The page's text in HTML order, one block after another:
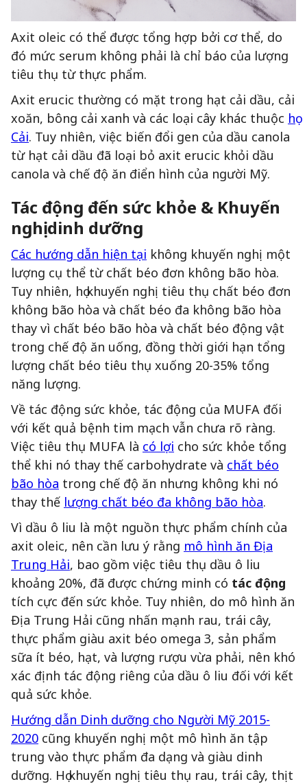
Axit oleic có thể được tổng hợp bởi cơ thể, do
đó mức serum không phải là chỉ báo của lượng
tiêu thụ từ thực phẩm.
Axit erucic thường có mặt trong hạt cải dầu, cải
xoăn, bông cải xanh và các loại cây khác thuộc họ
Cải. Tuy nhiên, việc biến đổi gen của dầu canola
từ hạt cải dầu đã loại bỏ axit erucic khỏi dầu
canola và chế độ ăn điển hình của người Mỹ.
Tác động đến sức khỏe & Khuyến
nghị dinh dưỡng
Các hướng dẫn hiện tại không khuyến nghị một
lượng cụ thể từ chất béo đơn không bão hòa.
Tuy nhiên, họ khuyến nghị tiêu thụ chất béo đơn
không bão hòa và chất béo đa không bão hòa
thay vì chất béo bão hòa và chất béo động vật
trong chế độ ăn uống, đồng thời giới hạn tổng
lượng chất béo tiêu thụ xuống 20-35% tổng
năng lượng.
Về tác động sức khỏe, tác động của MUFA đối
với kết quả bệnh tim mạch vẫn chưa rõ ràng.
Việc tiêu thụ MUFA là có lợi cho sức khỏe tổng
thể khi nó thay thế carbohydrate và chất béo
bão hòa trong chế độ ăn nhưng không khi nó
thay thế lượng chất béo đa không bão hòa.
Vì dầu ô liu là một nguồn thực phẩm chính của
axit oleic, nên cần lưu ý rằng mô hình ăn Địa
Trung Hải, bao gồm việc tiêu thụ dầu ô liu
khoảng 20%, đã được chứng minh có tác động
tích cực đến sức khỏe. Tuy nhiên, do mô hình ăn
Địa Trung Hải cũng nhấn mạnh rau, trái cây,
thực phẩm giàu axit béo omega 3, sản phẩm
sữa ít béo, hạt, và lượng rượu vừa phải, nên khó
xác định tác động riêng của dầu ô liu đối với kết
quả sức khỏe.
Hướng dẫn Dinh dưỡng cho Người Mỹ 2015-
2020 cũng khuyến nghị một mô hình ăn tập
trung vào thực phẩm đa dạng và giàu dinh
dưỡng. Họ khuyến nghị tiêu thụ rau, trái cây, thịt